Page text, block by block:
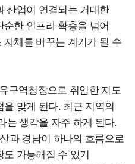
산업이 연결되는 거대한
한 인프라 확충을 넘어
체를 바꾸는 계기가 될 수
구역청장으로 취임한 지도
맞게 된다. 최근 지역의
는 생각을 자주 하게 된다.
과 경남이 하나의 흐름으로
가능해질 수 있기